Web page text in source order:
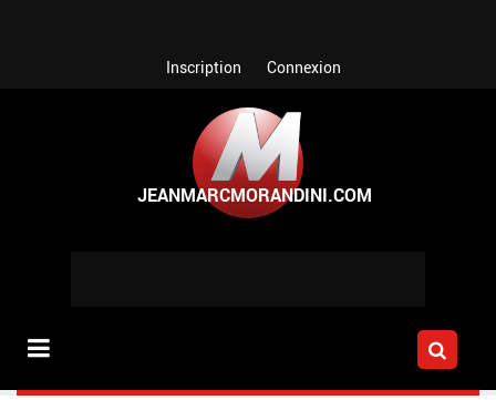
Inscription Connexion